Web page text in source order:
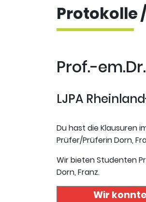
Protokolle
Prof.-
LJPA
Du hast die Klausuren
Prüfer/Prüferin Dorn,
Wir bieten Studenten
Dorn, Franz.
Wir